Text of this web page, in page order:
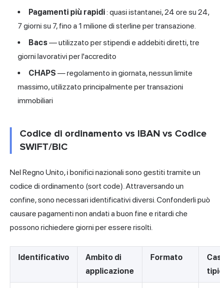
Pagamenti più rapidi: quasi istantanei, 24 ore su 24,
7 giorni su 7, fino a 1 milione di sterline per transazione.
Bacs — utilizzato per stipendi e addebiti diretti, tre
giorni lavorativi per l'accredito
CHAPS — regolamento in giornata, nessun limite
massimo, utilizzato principalmente per transazioni
immobiliari
Codice di ordinamento vs IBAN vs Codice
SWIFT/BIC
Nel Regno Unito, i bonifici nazionali sono gestiti tramite un
codice di ordinamento (sort code). Attraversando un
confine, sono necessari identificativi diversi. Confonderli può
causare pagamenti non andati a buon fine e ritardi che
possono richiedere giorni per essere risolti.
Identificativo
Ambito di
applicazione
Formato